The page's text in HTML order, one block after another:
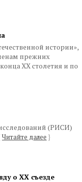
истории»,
прежних
XX столетия и по
исследований (РИСИ)
Читайте далее }
о XX съезде